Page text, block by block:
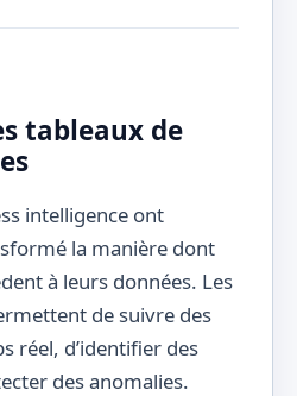
tableaux de
intelligence ont
la manière dont
à leurs données. Les
de suivre des
réel, d’identifier des
des anomalies.